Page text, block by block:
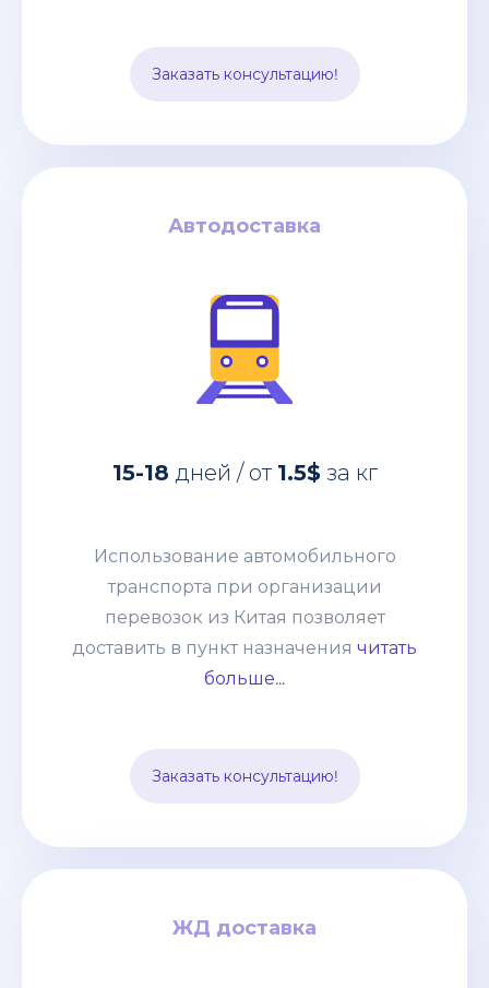
Заказать консультацию!
и таможенное оформление.
Автодоставка
15-18 дней / от 1.5$за кг
Использование автомобильного
транспорта при организации
перевозок из Китая позволяет
доставить в пункт назначения читать
больше...
Заказать консультацию!
Автодоставка
дней / от
транспорта при организации
сборных грузов, что позволяет
опта.
ЖД доставка
ЖД доставка